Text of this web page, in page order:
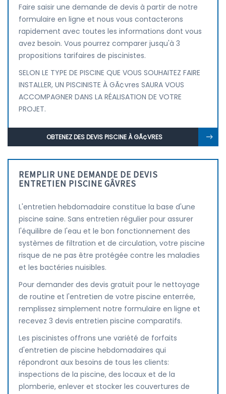
Faire saisir une demande de devis à partir de notre
formulaire en ligne et nous vous contacterons
rapidement avec toutes les informations dont vous
avez besoin. Vous pourrez comparer jusqu'à 3
propositions tarifaires de piscinistes.
SELON LE TYPE DE PISCINE QUE VOUS SOUHAITEZ FAIRE
INSTALLER, UN PISCINISTE À GÃ¢vres SAURA VOUS
ACCOMPAGNER DANS LA RÉALISATION DE VOTRE
PROJET.
OBTENEZ DES DEVIS PISCINE À GÃ¢VRES
REMPLIR UNE DEMANDE DE DEVIS
ENTRETIEN PISCINE GÂVRES
L'entretien hebdomadaire constitue la base d'une
piscine saine. Sans entretien régulier pour assurer
l'équilibre de l'eau et le bon fonctionnement des
systèmes de filtration et de circulation, votre piscine
risque de ne pas être protégée contre les maladies
et les bactéries nuisibles.
Pour demander des devis gratuit pour le nettoyage
de routine et l'entretien de votre piscine enterrée,
remplissez simplement notre formulaire en ligne et
recevez 3 devis entretien piscine comparatifs.
Les piscinistes offrons une variété de forfaits
d'entretien de piscine hebdomadaires qui
répondront aux besoins de tous les clients:
inspections de la piscine, des locaux et de la
plomberie, enlever et stocker les couvertures de